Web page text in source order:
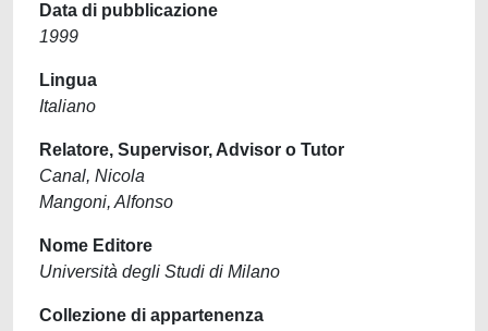
Data di pubblicazione
1999
Lingua
Italiano
Relatore, Supervisor, Advisor o Tutor
Canal, Nicola
Mangoni, Alfonso
Nome Editore
Università degli Studi di Milano
Collezione di appartenenza